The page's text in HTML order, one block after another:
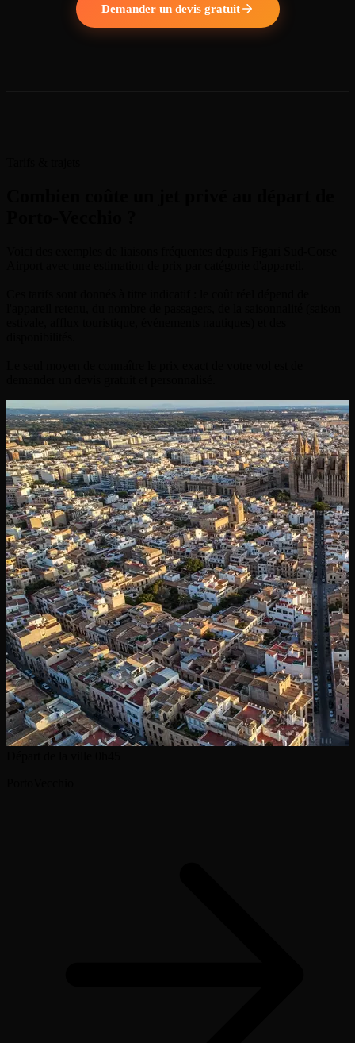
Demander un devis gratuit